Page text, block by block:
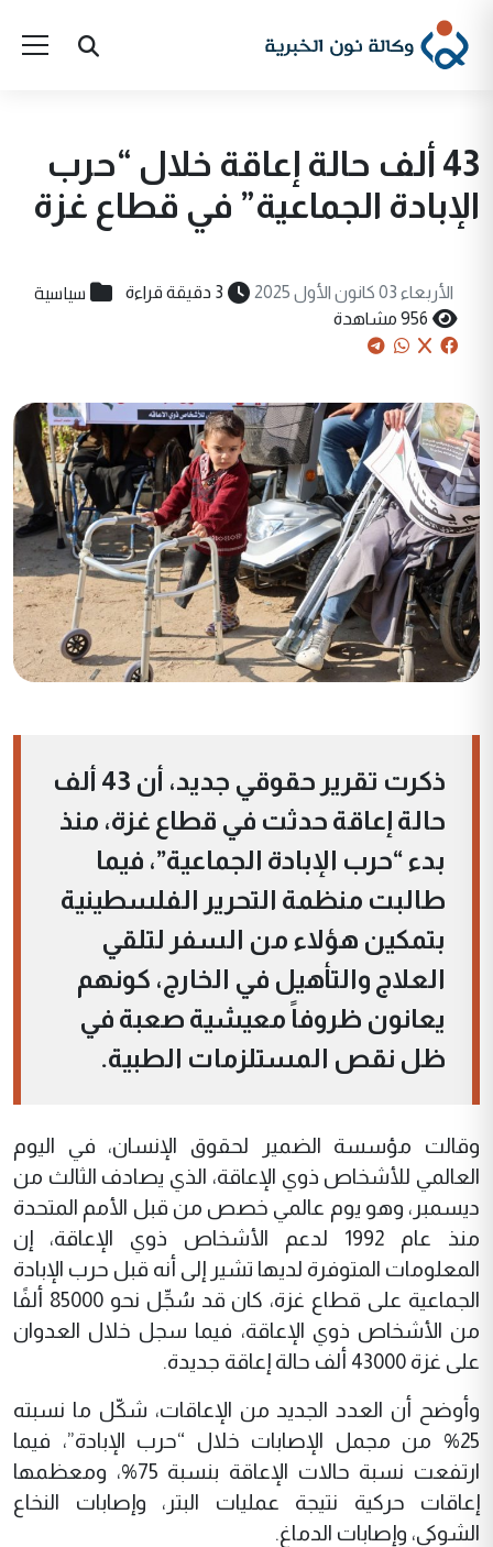
43 ألف حالة إعاقة خلال “حرب
الإبادة الجماعية” في قطاع غزة
الأربعاء 03 كانون الأول 2025 3 دقيقة قراءة سياسية
956 مشاهدة
ذكرت تقرير حقوقي جديد، أن 43 ألف
حالة إعاقة حدثت في قطاع غزة، منذ
بدء “حرب الإبادة الجماعية”، فيما
طالبت منظمة التحرير الفلسطينية
بتمكين هؤلاء من السفر لتلقي
العلاج والتأهيل في الخارج، كونهم
يعانون ظروفاً معيشية صعبة في
ظل نقص المستلزمات الطبية.
وقالت مؤسسة الضمير لحقوق الإنسان، في اليوم
العالمي للأشخاص ذوي الإعاقة، الذي يصادف الثالث من
ديسمبر، وهو يوم عالمي خصص من قبل الأمم المتحدة
منذ عام 1992 لدعم الأشخاص ذوي الإعاقة، إن
المعلومات المتوفرة لديها تشير إلى أنه قبل حرب الإبادة
الجماعية على قطاع غزة، كان قد سُجِّل نحو 85000 ألفًا
من الأشخاص ذوي الإعاقة، فيما سجل خلال العدوان
على غزة 43000 ألف حالة إعاقة جديدة.
وأوضح أن العدد الجديد من الإعاقات، شكّل ما نسبته
25% من مجمل الإصابات خلال “حرب الإبادة”، فيما
ارتفعت نسبة حالات الإعاقة بنسبة 75%، ومعظمها
إعاقات حركية نتيجة عمليات البتر، وإصابات النخاع
الشوكي، وإصابات الدماغ.